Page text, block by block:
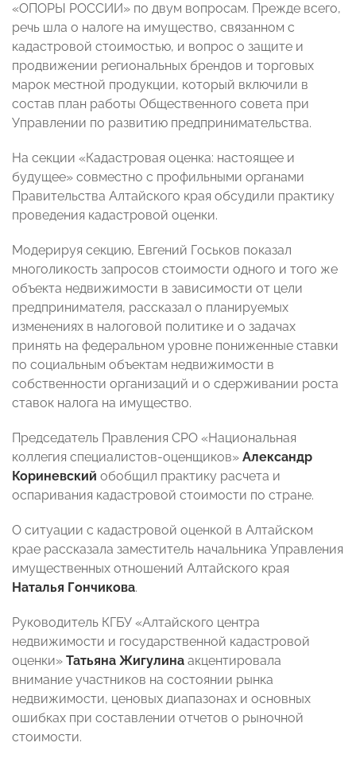
«ОПОРЫ РОССИИ» по двум вопросам. Прежде всего,
речь шла о налоге на имущество, связанном с
кадастровой стоимостью, и вопрос о защите и
продвижении региональных брендов и торговых
марок местной продукции, который включили в
состав план работы Общественного совета при
Управлении по развитию предпринимательства.
На секции «Кадастровая оценка: настоящее и
будущее» совместно с профильными органами
Правительства Алтайского края обсудили практику
проведения кадастровой оценки.
Модерируя секцию, Евгений Госьков показал
многоликость запросов стоимости одного и того же
объекта недвижимости в зависимости от цели
предпринимателя, рассказал о планируемых
изменениях в налоговой политике и о задачах
принять на федеральном уровне пониженные ставки
по социальным объектам недвижимости в
собственности организаций и о сдерживании роста
ставок налога на имущество.
Председатель Правления СРО «Национальная
коллегия специалистов-оценщиков» Александр
Кориневский обобщил практику расчета и
оспаривания кадастровой стоимости по стране.
О ситуации с кадастровой оценкой в Алтайском
крае рассказала заместитель начальника Управления
имущественных отношений Алтайского края
Наталья Гончикова.
Руководитель КГБУ «Алтайского центра
недвижимости и государственной кадастровой
оценки» Татьяна Жигулина акцентировала
внимание участников на состоянии рынка
недвижимости, ценовых диапазонах и основных
ошибках при составлении отчетов о рыночной
стоимости.